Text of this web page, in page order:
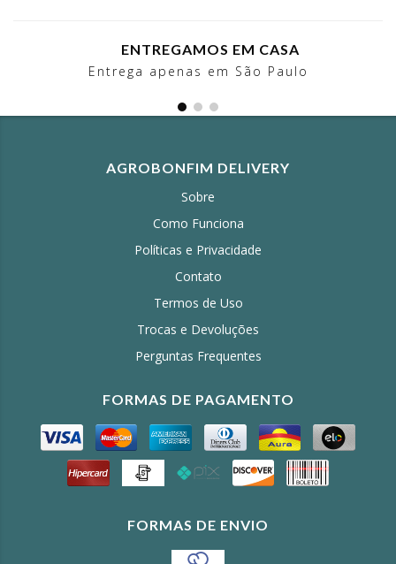
ENTREGAMOS EM CASA
Entrega apenas em São Paulo
AGROBONFIM DELIVERY
Sobre
Como Funciona
Políticas e Privacidade
Contato
Termos de Uso
Trocas e Devoluções
Perguntas Frequentes
FORMAS DE PAGAMENTO
FORMAS DE ENVIO